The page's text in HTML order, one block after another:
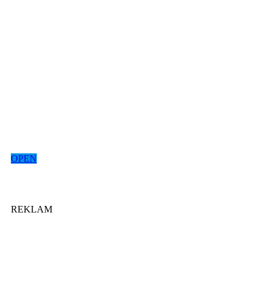
OPEN
REKLAM